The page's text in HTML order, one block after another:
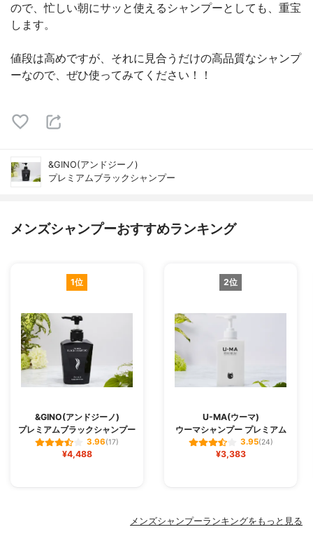
ので、忙しい朝にサッと使えるシャンプーとしても、重宝
します。
値段は高めですが、それに見合うだけの高品質なシャンプ
ーなので、ぜひ使ってみてください！！
&GINO(アンドジーノ)
プレミアムブラックシャンプー
メンズシャンプーおすすめランキング
1位
&GINO(アンドジーノ)
プレミアムブラックシャンプー
3.96(17)
¥4,488
2位
U-MA(ウーマ)
ウーマシャンプー プレミアム
3.95(24)
¥3,383
メンズシャンプーランキングをもっと見る